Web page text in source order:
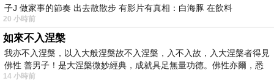
子J 做家事的節奏 出去散散步 有影片有真相：白海豚 在飲料
20 小時前
如來不入涅槃
我亦不入涅槃，以入大般涅槃故不入涅槃，入不入故，入大涅槃者得見
佛性 善男子！是大涅槃微妙經典，成就具足無量功德。佛性亦爾，悉
14 小時前